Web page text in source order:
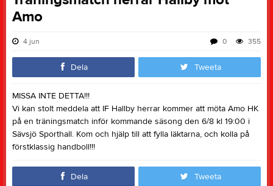
Amo
4 jun 355
0
Dela Tweeta
MISSA INTE DETTA!!!
Vi kan stolt meddela att IF Hallby herrar kommer att möta Amo HK
på en träningsmatch inför kommande säsong den 6/8 kl 19:00 i
Sävsjö Sporthall. Kom och hjälp till att fylla läktarna, och kolla på
förstklassig handboll!!!
Dela Tweeta